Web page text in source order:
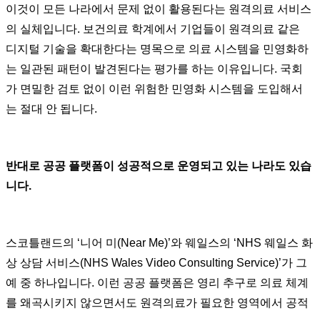
이것이 모든 나라에서 문제 없이 활용된다는 원격의료 서비스
의 실체입니다. 보건의료 학계에서 기업들이 원격의료 같은
디지털 기술을 확대한다는 명목으로 의료 시스템을 민영화하
는 일관된 패턴이 발견된다는 평가를 하는 이유입니다. 국회
가 면밀한 검토 없이 이런 위험한 민영화 시스템을 도입해서
는 절대 안 됩니다.
반대로 공공 플랫폼이 성공적으로 운영되고 있는 나라도 있습
니다.
스코틀랜드의 ‘니어 미(Near Me)’와 웨일스의 ‘NHS 웨일스 화
상 상담 서비스(NHS Wales Video Consulting Service)’가 그
예 중 하나입니다. 이런 공공 플랫폼은 영리 추구로 의료 체계
를 왜곡시키지 않으면서도 원격의료가 필요한 영역에서 공적